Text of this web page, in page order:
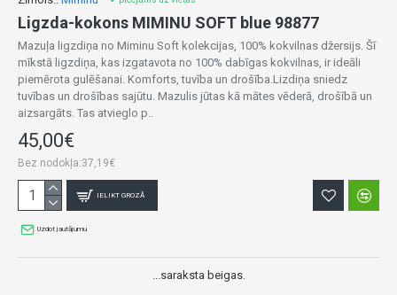
Ligzda-kokons MIMINU SOFT blue 98877
Mazuļa ligzdiņa no Miminu Soft kolekcijas, 100% kokvilnas džersijs. Šī
mīkstā ligzdiņa, kas izgatavota no 100% dabīgas kokvilnas, ir ideāli
piemērota gulēšanai. Komforts, tuvība un drošība.Lizdiņa sniedz
tuvības un drošības sajūtu. Mazulis jūtas kā mātes vēderā, drošībā un
aizsargāts. Tas atvieglo p..
45,00€
Bez nodokļa:37,19€
IELIKT GROZĀ
Uzdot jautājumu
...saraksta beigas.